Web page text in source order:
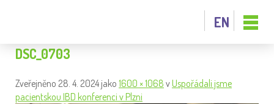
EN
DSC_0703
Zveřejněno 28. 4. 2024 jako 1600 × 1068 v Uspořádali jsme
pacientskou IBD konferenci v Plzni